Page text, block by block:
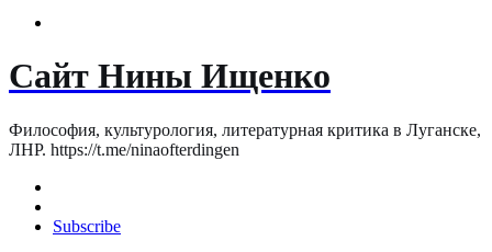
Сайт Нины Ищенко
Философия, культурология, литературная критика в Луганске,
ЛНР. https://t.me/ninaofterdingen
Subscribe